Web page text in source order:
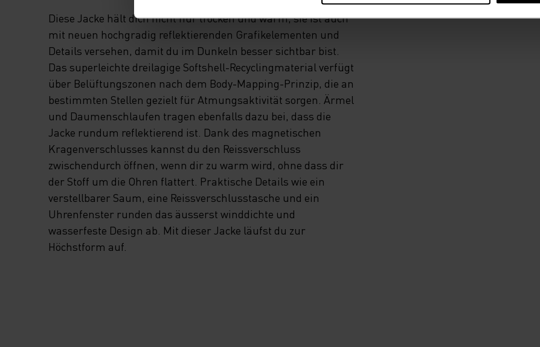
Diese Jacke hält dich nicht nur trocken und warm, sie ist auch
mit neuen hochgradig reflektierenden Grafikelementen und
Details versehen, damit du im Dunkeln besser sichtbar bist.
Das superleichte dreilagige Softshell-Recyclingmaterial verfügt
über Belüftungszonen nach dem Body-Mapping-Prinzip, die an
bestimmten Stellen gezielt für Atmungsaktivität sorgen. Ärmel
und Daumenschlaufen tragen ebenfalls dazu bei, dass die
Jacke rundum reflektierend ist. Dank des magnetischen
Kragenverschlusses kannst du den Reissverschluss
zwischendurch öffnen, wenn dir zu warm wird, ohne dass dir
der Stoff um die Ohren flattert. Praktische Details wie ein
verstellbarer Saum, eine Reissverschlusstasche und ein
Uhrenfenster runden das äusserst winddichte und
wasserfeste Design ab. Mit dieser Jacke läufst du zur
Höchstform auf.